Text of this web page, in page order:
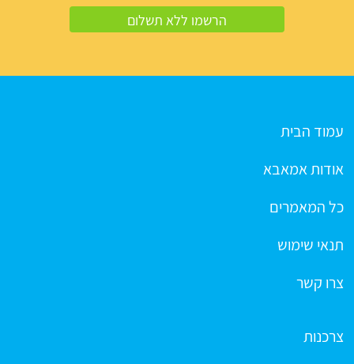
עמוד הבית
אודות אמאבא
כל המאמרים
תנאי שימוש
צרו קשר
צרכנות